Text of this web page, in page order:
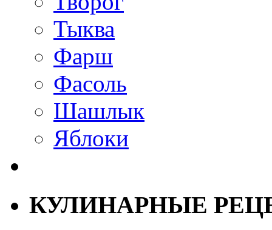
Тыква
Фарш
Фасоль
Шашлык
Яблоки
КУЛИНАРНЫЕ